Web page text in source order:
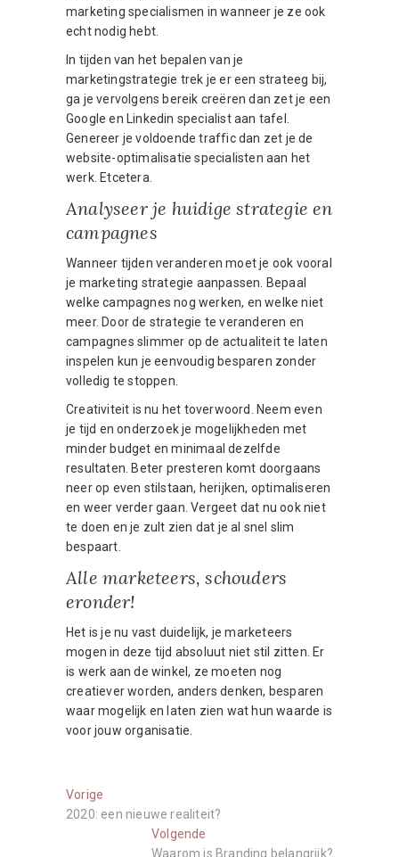
marketing specialismen in wanneer je ze ook
echt nodig hebt.
In tijden van het bepalen van je
marketingstrategie trek je er een strateeg bij,
ga je vervolgens bereik creëren dan zet je een
Google en Linkedin specialist aan tafel.
Genereer je voldoende traffic dan zet je de
website-optimalisatie specialisten aan het
werk. Etcetera.
Analyseer je huidige strategie en
campagnes
Wanneer tijden veranderen moet je ook vooral
je marketing strategie aanpassen. Bepaal
welke campagnes nog werken, en welke niet
meer. Door de strategie te veranderen en
campagnes slimmer op de actualiteit te laten
inspelen kun je eenvoudig besparen zonder
volledig te stoppen.
Creativiteit is nu het toverwoord. Neem even
je tijd en onderzoek je mogelijkheden met
minder budget en minimaal dezelfde
resultaten. Beter presteren komt doorgaans
neer op even stilstaan, herijken, optimaliseren
en weer verder gaan. Vergeet dat nu ook niet
te doen en je zult zien dat je al snel slim
bespaart.
Alle marketeers, schouders
eronder!
Het is je nu vast duidelijk, je marketeers
mogen in deze tijd absoluut niet stil zitten. Er
is werk aan de winkel, ze moeten nog
creatiever worden, anders denken, besparen
waar mogelijk en laten zien wat hun waarde is
voor jouw organisatie.
Berichtnavigatie
Vorige
2020: een nieuwe realiteit?
Volgende
Waarom is Branding belangrijk?